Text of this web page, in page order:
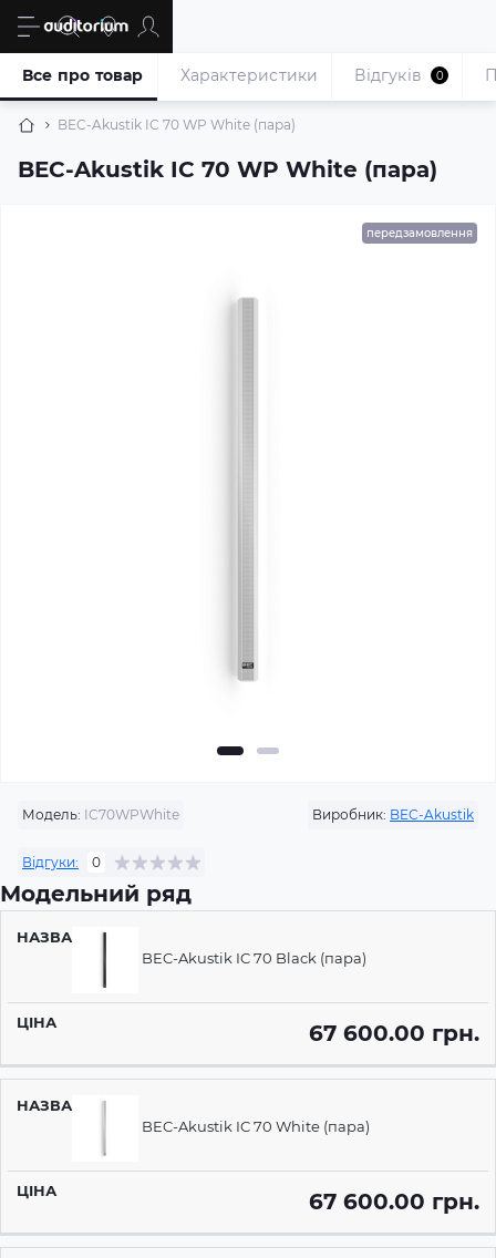
BEC-Akustik IC 70 WP White (пара)
BEC-Akustik IC 70 WP White (пара)
Все про товар Характеристики Відгуків 0
передзамовлення
Модель: IC70WPWhite Виробник: BEC-Akustik
Відгуки: 0
Модельний ряд
НАЗВА ЦІНА
BEC-Akustik IC 70 Black (пара)
67 600.00 грн.
BEC-Akustik IC 70 White (пара)
67 600.00 грн.